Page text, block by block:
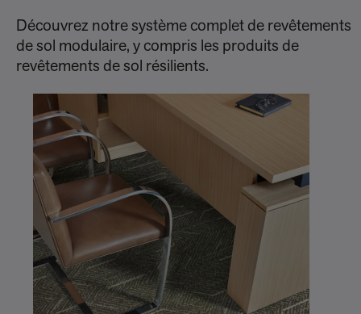
Découvrez notre système complet de revêtements
de sol modulaire, y compris les produits de
revêtements de sol résilients.